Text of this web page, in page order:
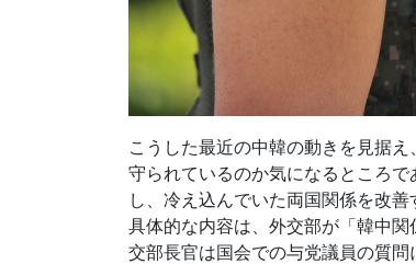
こうした最近の中韓の動きを見据
守られているのか気になるところ
し、冷え込んでいた両国関係を改
具体的な内容は、外交部が「韓中
交部長官は国会での与党議員の質